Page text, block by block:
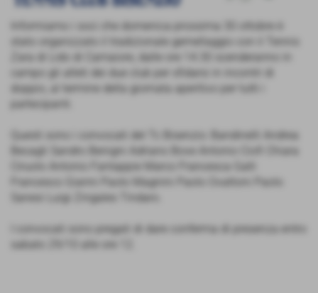
stato organizzato il tradizionale gemellaggio con il Tennis
doppio, al termine della giornata aperitivo per tutti i
Questi sono i convocati del Tc Bisenzio: Bandinelli Andrea
Becagli Sandro Benigni Adriano Bove Antonio Ciofi Chiara
Ciruolo Antonio Fantappie Marco Francesca Galli
Francesco Gianni Paolo Magnini Paolo Ovattoni Paolo
Sanesi Luigi Zingales Tindaro.
I convocati sono pregati di dare conferma di presenza entro